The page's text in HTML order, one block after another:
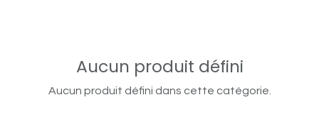
Aucun produit défini
Aucun produit défini dans cette catégorie.